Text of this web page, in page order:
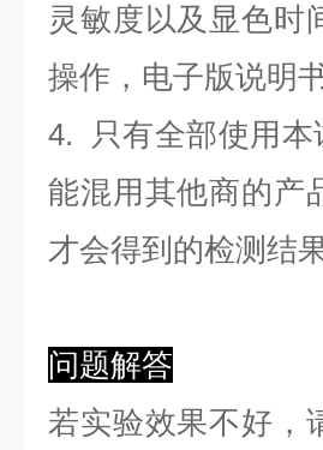
灵敏度以及显色时
操作，电子版说明
4. 只有全部使用本
能混用其他商的产
才会得到的检测结果
问题解答
若实验效果不好，